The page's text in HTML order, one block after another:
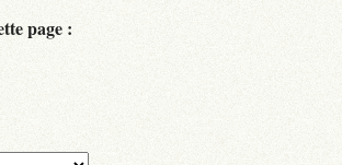
page :